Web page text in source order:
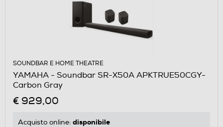
SOUNDBAR E HOME THEATRE
YAMAHA - Soundbar SR-X50A APKTRUE50CGY-
Carbon Gray
€ 929,00
Acquisto online: disponibile